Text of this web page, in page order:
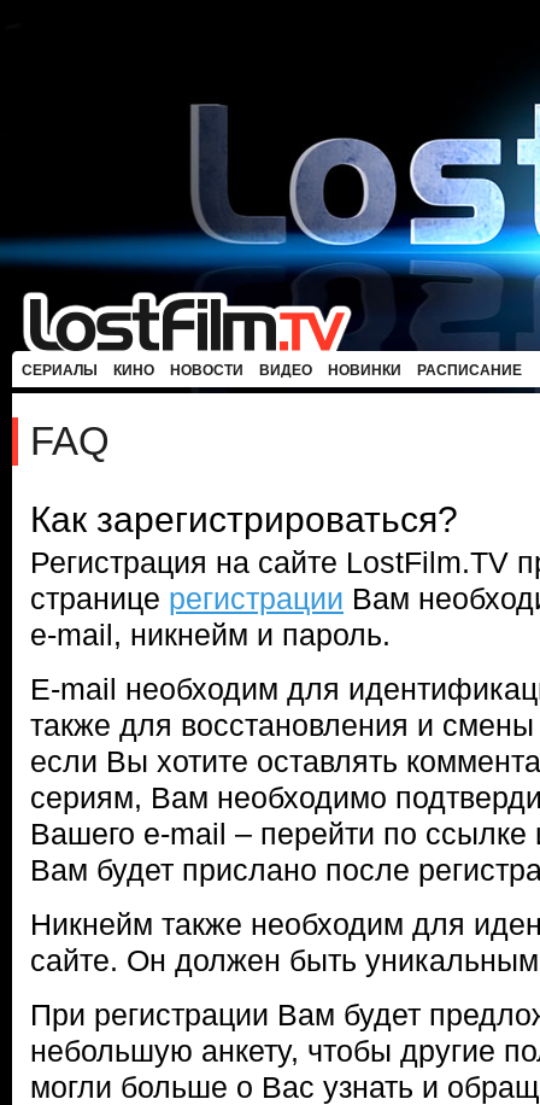
СЕРИАЛЫ КИНО НОВОСТИ ВИДЕО НОВИНКИ РАСПИСАНИЕ
FAQ
Как зарегистрироваться?
Регистрация на сайте LostFilm.TV
странице регистрации Вам
e-mail, никнейм и пароль.
E-mail необходим для
также для восстановления и
если Вы хотите оставлять
сериям, Вам необходимо
Вашего e-mail – перейти по ссылке
Вам будет прислано после
Никнейм также необходим для
сайте. Он должен быть
При регистрации Вам будет
небольшую анкету, чтобы другие
могли больше о Вас узнать и